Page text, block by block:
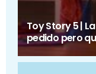
Toy Story 5 |
pedido pero